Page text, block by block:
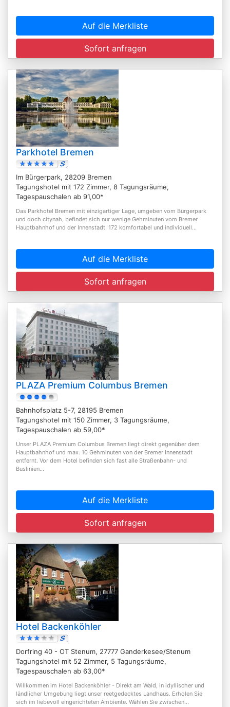
Auf die Merkliste
Sofort anfragen
Parkhotel Bremen
Im Bürgerpark, 28209 Bremen
Tagungshotel mit 172 Zimmer, 8 Tagungsräume,
Tagespauschalen ab 91,00*
Das Parkhotel Bremen mit einzigartiger Lage, umgeben vom Bürgerpark
und doch citynah, befindet sich nur wenige Gehminuten vom Bremer
Hauptbahnhof und der Innenstadt. 172 komfortabel und individuell...
Auf die Merkliste
Sofort anfragen
PLAZA Premium Columbus Bremen
Bahnhofsplatz 5-7, 28195 Bremen
Tagungshotel mit 150 Zimmer, 3 Tagungsräume,
Tagespauschalen ab 59,00*
Unser PLAZA Premium Columbus Bremen liegt direkt gegenüber dem
Hauptbahnhof und max. 10 Gehminuten von der Bremer Innenstadt
entfernt. Vor dem Hotel befinden sich fast alle Straßenbahn- und
Buslinien...
Auf die Merkliste
Sofort anfragen
Hotel Backenköhler
Dorfring 40 - OT Stenum, 27777 Ganderkesee/Stenum
Tagungshotel mit 52 Zimmer, 5 Tagungsräume,
Tagespauschalen ab 63,00*
Willkommen im Hotel Backenköhler - Direkt am Wald, in idyllischer und
ländlicher Umgebung liegt unser reetgedecktes Landhaus. Erholen Sie
sich im liebevoll eingerichteten Ambiente. Wählen Sie zwischen...